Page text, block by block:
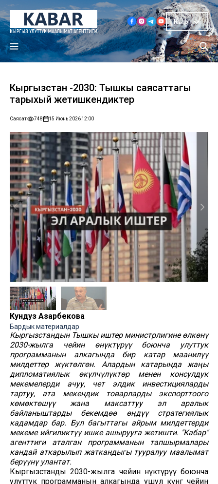
Кыр
Кыргызстан -2030: Тышкы саясаттагы
тарыхый жетишкендиктер
Саясат 748 15 Июнь 202612:00
Кундуз Азарбекова
Бардык материалдар
Кыргызстандын Тышкы иштер министрлигине өлкөнү
2030-жылга чейин өнүктүрүү боюнча улуттук
программанын алкагында бир катар маанилүү
милдеттер жүктөлгөн. Алардын катарында жаңы
дипломатиялык өкүлчүлүктөр менен консулдук
мекемелерди ачуу, чет элдик инвестицияларды
тартуу, ата мекендик товарларды экспорттоого
көмөктөшүү жана максаттуу эл аралык
байланыштарды бекемдөө өңдүү стратегиялык
кадамдар бар. Бул багыттагы айрым милдеттерди
мекеме ийгиликтүү ишке ашырууга жетишти. "Кабар"
агенттиги аталган программанын тапшырмалары
кандай аткарылып жаткандыгы тууралуу маалымат
берүүнү улантат.
Кыргызстанды 2030-жылга чейин өнүктүрүү боюнча
улуттук программанын алкагында ушул күнгө чейин